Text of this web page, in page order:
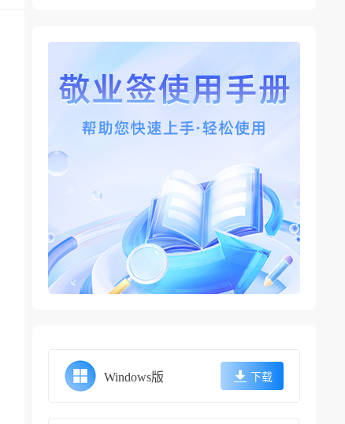
Windows版 下载